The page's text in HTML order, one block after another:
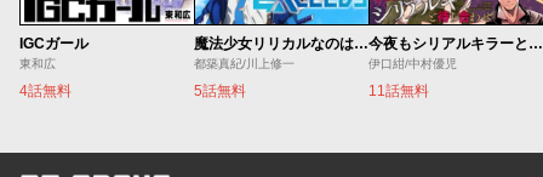
IGCガール
東和広
4話無料
魔法少女リリカルなのは EXCEEDS
都築真紀/川上修一
5話無料
今夜もシリアルキラーと待ち合わせ
伊口紺/中村優児
11話無料